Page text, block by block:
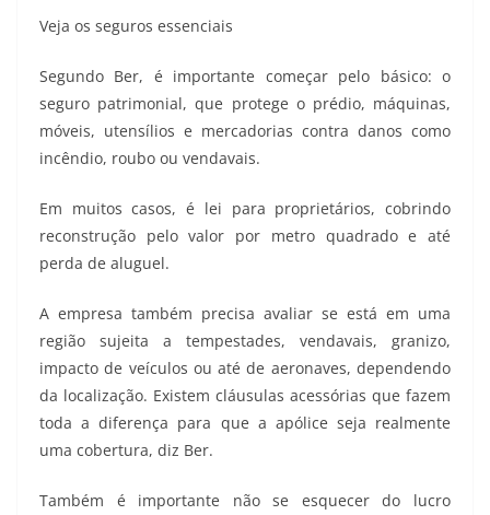
Veja os seguros essenciais
Segundo Ber, é importante começar pelo básico: o
seguro patrimonial, que protege o prédio, máquinas,
móveis, utensílios e mercadorias contra danos como
incêndio, roubo ou vendavais.
Em muitos casos, é lei para proprietários, cobrindo
reconstrução pelo valor por metro quadrado e até
perda de aluguel.
A empresa também precisa avaliar se está em uma
região sujeita a tempestades, vendavais, granizo,
impacto de veículos ou até de aeronaves, dependendo
da localização. Existem cláusulas acessórias que fazem
toda a diferença para que a apólice seja realmente
uma cobertura, diz Ber.
Também é importante não se esquecer do lucro